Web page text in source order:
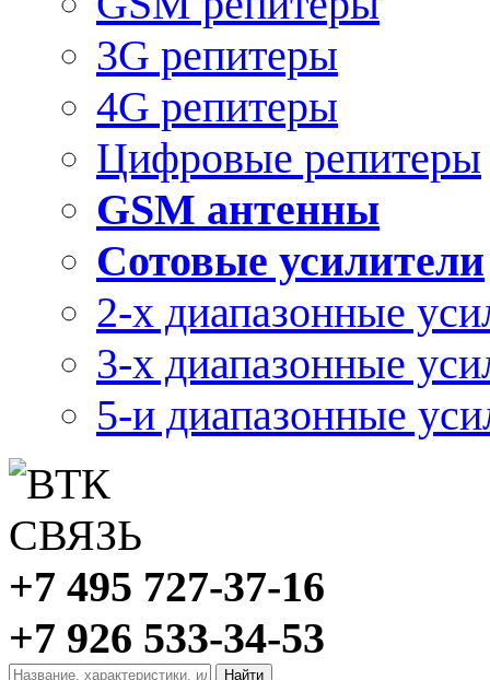
3G репитеры
4G репитеры
Цифровые репитеры
GSM антенны
Сотовые усилители
2-х диапазонные
3-х диапазонные
5-и диапазонные
+7 495 727-37-16
+7 926 533-34-53